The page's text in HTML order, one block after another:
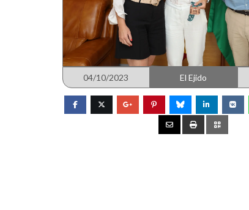
04/10/2023 El Ejido